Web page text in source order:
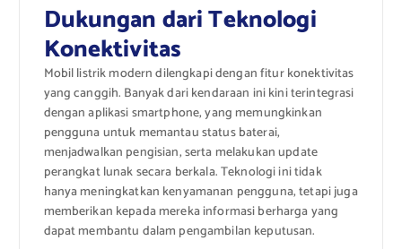
Dukungan dari Teknologi
Konektivitas
Mobil listrik modern dilengkapi dengan fitur konektivitas
yang canggih. Banyak dari kendaraan ini kini terintegrasi
dengan aplikasi smartphone, yang memungkinkan
pengguna untuk memantau status baterai,
menjadwalkan pengisian, serta melakukan update
perangkat lunak secara berkala. Teknologi ini tidak
hanya meningkatkan kenyamanan pengguna, tetapi juga
memberikan kepada mereka informasi berharga yang
dapat membantu dalam pengambilan keputusan.